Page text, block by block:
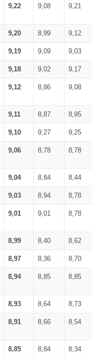
9,22 9,08 9,21
9,20 8,99 9,12
9,19 9,09 9,03
9,18 9,02 9,17
9,12 8,86 9,08
9,11 8,87 8,95
9,10 9,27 9,25
9,06 8,78 8,78
9,04 8,84 8,44
9,03 8,94 8,78
9,01 9,01 8,78
8,99 8,40 8,62
8,97 8,36 8,70
8,94 8,85 8,85
8,93 8,64 8,73
8,91 8,66 8,54
8,85 8,84 8,34